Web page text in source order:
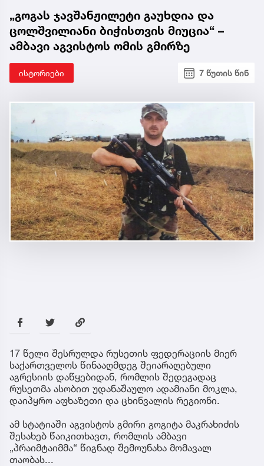
„გოგას ჯავშანჟილეტი გაუხდია და
ცოლშვილიანი ბიჭისთვის მიუცია“ –
ამბავი აგვისტოს ომის გმირზე
ისტორიები 7 წუთის წინ
17 წელი შესრულდა რუსეთის ფედერაციის მიერ
საქართველოს წინააღმდეგ შეიარაღებული
აგრესიის დაწყებიდან, რომლის შედეგადაც
რუსეთმა ასობით უდანაშაულო ადამიანი მოკლა,
დაიპყრო აფხაზეთი და ცხინვალის რეგიონი.
ამ სტატიაში აგვისტოს გმირი გოგიტა მაკრახიძის
შესახებ წაიკითხავთ, რომლის ამბავი
„პრაიმტაიმმა“ წიგნად შემოუნახა მომავალ
თაობას...